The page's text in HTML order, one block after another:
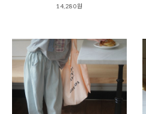
14,280원